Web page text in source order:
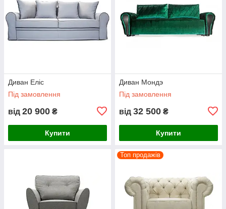
Диван Еліс
Під замовлення
від 20 900 ₴
Купити
Диван Мондэ
Під замовлення
від 32 500 ₴
Купити
Топ продажів